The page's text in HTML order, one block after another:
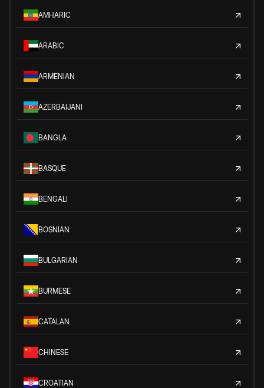
AMHARIC
ARABIC
ARMENIAN
AZERBAIJANI
BANGLA
BASQUE
BENGALI
BOSNIAN
BULGARIAN
BURMESE
CATALAN
CHINESE
CROATIAN